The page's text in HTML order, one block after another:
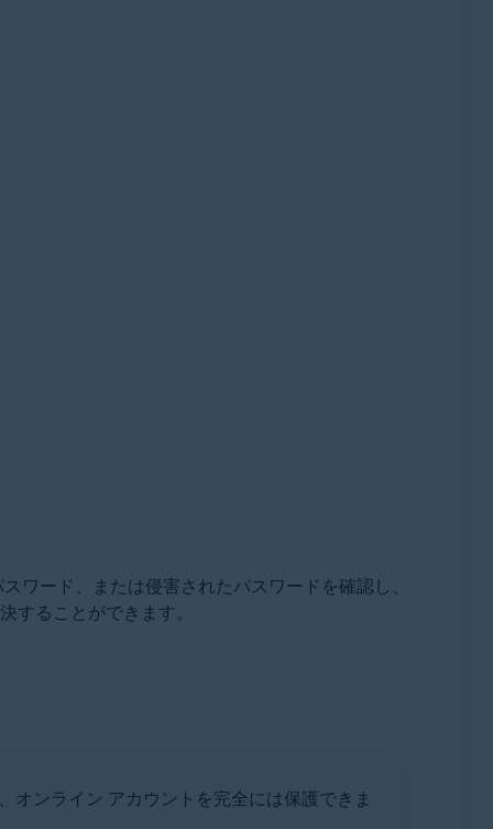
ワード、または侵害されたパスワードを確認し、
することができます。
オンライン アカウントを完全には保護できま